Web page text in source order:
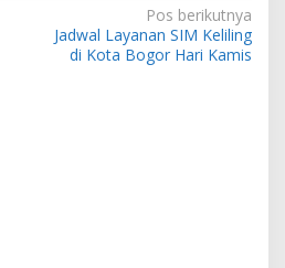
Pos berikutnya
Jadwal Layanan SIM Keliling
di Kota Bogor Hari Kamis